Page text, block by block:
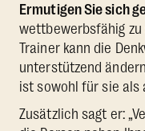
Ermutigen Sie sich
wettbewerbsfähig zu
Trainer kann die
unterstützend
ist sowohl für sie als
Zusätzlich sagt er: